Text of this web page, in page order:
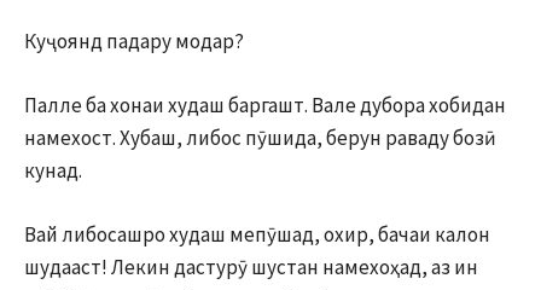
Куҷоянд падару модар?
Палле ба хонаи худаш баргашт. Вале дубора хобидан
намехост. Хубаш, либос пӯшида, берун раваду бозӣ
кунад.
Вай либосашро худаш мепӯшад, охир, бачаи калон
шудааст! Лекин дастурӯ шустан намехоҳад, аз ин